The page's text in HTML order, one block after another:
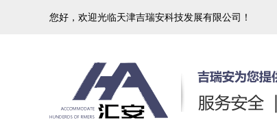
您好，欢迎光临天津吉瑞安科技发展有限公司！